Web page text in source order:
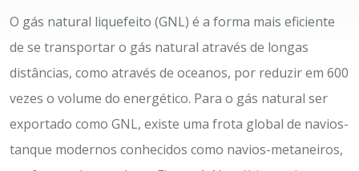
O gás natural liquefeito (GNL) é a forma mais eficiente
de se transportar o gás natural através de longas
distâncias, como através de oceanos, por reduzir em 600
vezes o volume do energético. Para o gás natural ser
exportado como GNL, existe uma frota global de navios-
tanque modernos conhecidos como navios-metaneiros,